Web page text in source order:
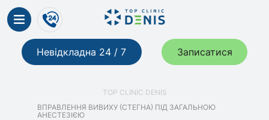
Невідкладна 24 / 7 Записатися
TOP CLINIC DENIS
ВПРАВЛЕННЯ ВИВИХУ (СТЕГНА) ПІД ЗАГАЛЬНОЮ
АНЕСТЕЗІЄЮ